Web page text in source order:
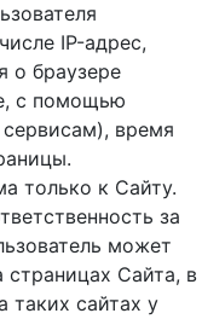
IP-адрес,
о браузере
с помощью
время
только к Сайту.
за
может
Сайта, в
таких сайтах у